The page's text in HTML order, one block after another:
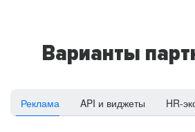
Варианты
Реклама API и виджеты HR-